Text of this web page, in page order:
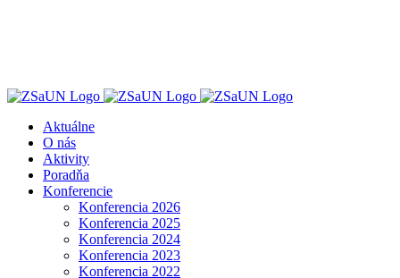
Aktuálne
O nás
Aktivity
Poradňa
Konferencie
Konferencia 2026
Konferencia 2025
Konferencia 2024
Konferencia 2023
Konferencia 2022